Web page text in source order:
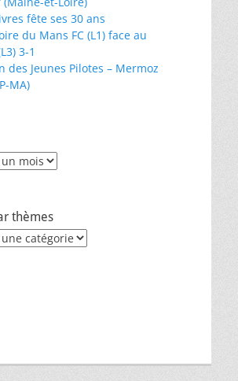
fête ses 30 ans
du Mans FC (L1) face au
3-1
des Jeunes Pilotes – Mermoz
MA)
thèmes